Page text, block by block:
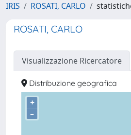
IRIS ROSATI, CARLO
ROSATI, CARLO
Visualizzazione Ricercatore
Distribuzione geografica
+
–